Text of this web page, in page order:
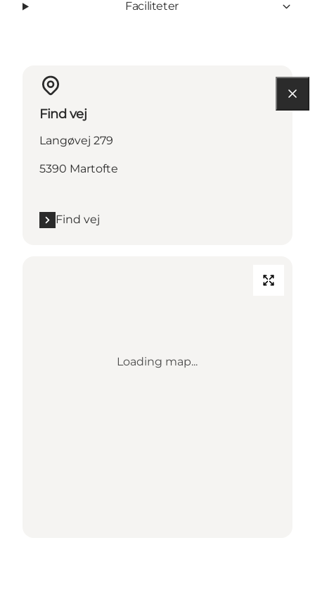
Faciliteter
Find vej
Langøvej 279
5390 Martofte
Find vej
Loading map...